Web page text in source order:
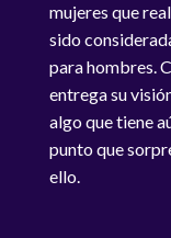
mujeres que
sido
para hombres.
entrega su
algo que tiene
punto que
ello.